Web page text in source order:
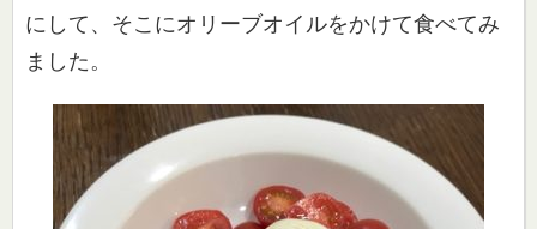
にして、そこにオリーブオイルをかけて食べてみ
ました。